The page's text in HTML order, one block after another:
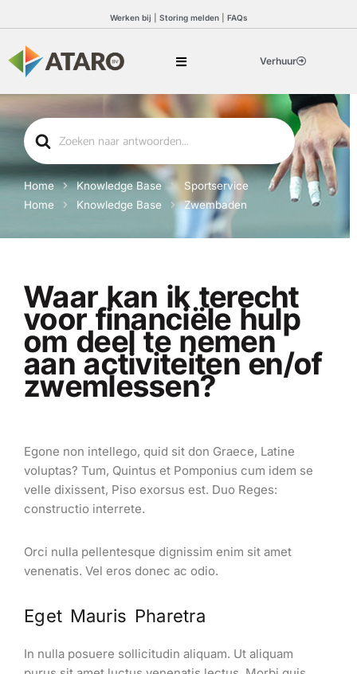
Werken bij Storing melden| FAQs
Verhuur
Search
For
Home Knowledge Base
Sportservice
Home
Knowledge Base Zwembaden
Waar kan ik terecht
voor financiële hulp
om deel te nemen
aan activiteiten en/of
zwemlessen?
Egone non intellego, quid sit don Graece, Latine
voluptas? Tum, Quintus et Pomponius cum idem se
velle dixissent, Piso exorsus est. Duo Reges:
constructio interrete.
Orci nulla pellentesque dignissim enim sit amet
venenatis. Vel eros donec ac odio.
Eget Mauris Pharetra
In nulla posuere sollicitudin aliquam. Ut aliquam